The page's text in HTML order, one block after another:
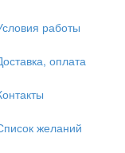
работы
оплата
желаний